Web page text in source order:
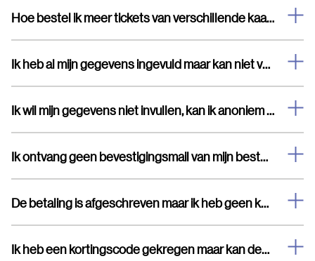
Hoe bestel ik meer tickets van verschillende kaartsoorten
Ik heb al mijn gegevens ingevuld maar kan niet verder
Ik wil mijn gegevens niet invullen, kan ik anoniem bestellen?
Ik ontvang geen bevestigingsmail van mijn bestelling
De betaling is afgeschreven maar ik heb geen kaarten en geen bevestigingsmail ontvangen.
Ik heb een kortingscode gekregen maar kan deze niet invullen